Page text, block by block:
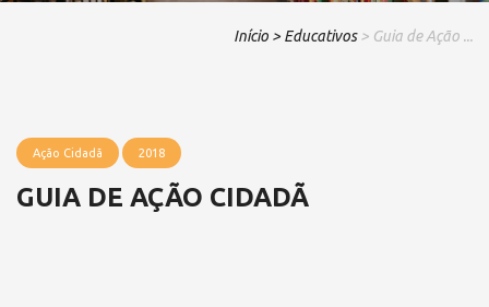
Início > Educativos > Guia de Ação ...
Ação Cidadã 2018
GUIA DE AÇÃO CIDADÃ